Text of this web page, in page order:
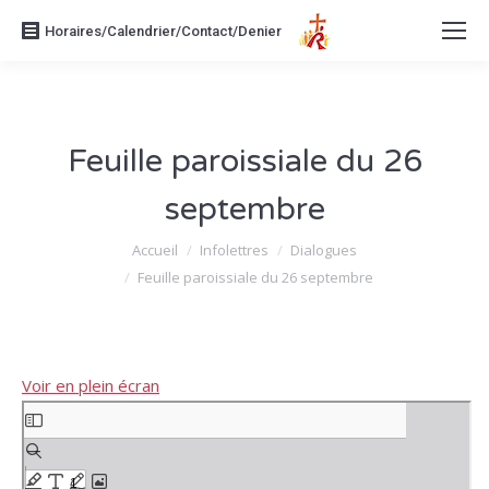
Horaires/Calendrier/Contact/Denier
Feuille paroissiale du 26
septembre
Accueil Infolettres
Dialogues
Feuille paroissiale du 26 septembre
Voir en plein écran
Aller
au
contenu